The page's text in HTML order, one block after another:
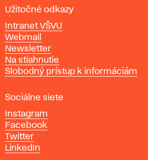
a
ý
t
v
a
r
ý
c
h
u
m
e
Užitočné odkazy
Intranet VŠVU
Webmail
Newsletter
Na stiahnutie
Slobodný prístup k informáciám
Sociálne siete
Instagram
Facebook
Twitter
LinkedIn